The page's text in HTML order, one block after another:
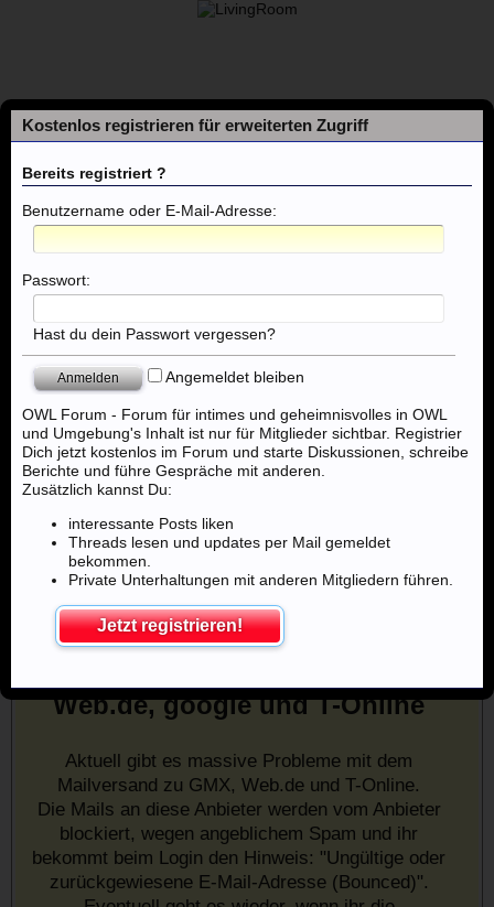
Foren ... SG Club Porta Westfalica
Web.de, google und T-Online
Aktuell gibt es massive Probleme mit dem
Mailversand zu GMX, Web.de und T-Online.
Die Mails an diese Anbieter werden vom Anbieter
blockiert, wegen angeblichem Spam und ihr
bekommt beim Login den Hinweis: "Ungültige oder
zurückgewiesene E-Mail-Adresse (Bounced)".
Foren
Themen mit aktuellen Beiträgen
Kostenlos registrieren für erweiterten Zugriff
Bereits registriert ?
Benutzername oder E-Mail-Adresse:
Passwort:
Hast du dein Passwort vergessen?
Angemeldet bleiben
OWL Forum - Forum für intimes und geheimnisvolles in OWL
und Umgebung's Inhalt ist nur für Mitglieder sichtbar. Registrier
Dich jetzt kostenlos im Forum und starte Diskussionen, schreibe
Berichte und führe Gespräche mit anderen.
Zusätzlich kannst Du:
interessante Posts liken
Threads lesen und updates per Mail gemeldet
bekommen.
Private Unterhaltungen mit anderen Mitgliedern führen.
Jetzt registrieren!